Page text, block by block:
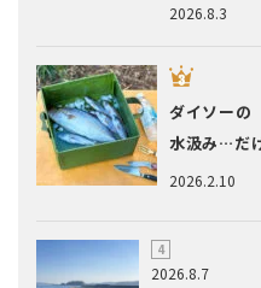
2026.8.3
2026.2.10
ダイソーの
水汲み…だ
2026.8.7